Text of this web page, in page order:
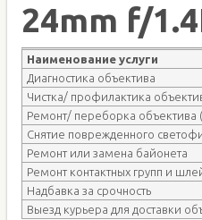
24mm f/
Наименование услуги
Диагностика объектива
Чистка/ профилактика
Ремонт/ переборка
Снятие поврежденного
Ремонт или замена байонета
Ремонт контактных групп и
Надбавка за срочность
Выезд курьера для доставки